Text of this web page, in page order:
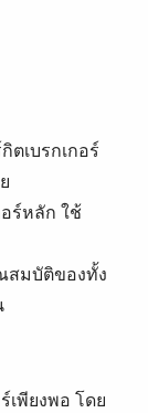
ตเบรกเกอร์
อร์หลัก ใช้
สมบัติของทั้ง
เพียงพอ โดย